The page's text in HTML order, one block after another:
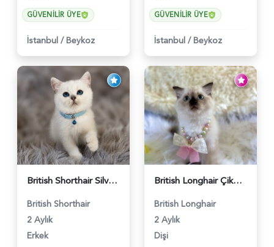
GÜVENILIR ÜYE
İstanbul / Beykoz
GÜVENILIR ÜYE
İstanbul / Beykoz
British Shorthair Silver Point Erkek 2 Aylık - 6122
British Shorthair
2 Aylık
Erkek
British Longhair Çikolata Nadir Renk Göz Kamaştırıcı - 6117
British Longhair
2 Aylık
Dişi